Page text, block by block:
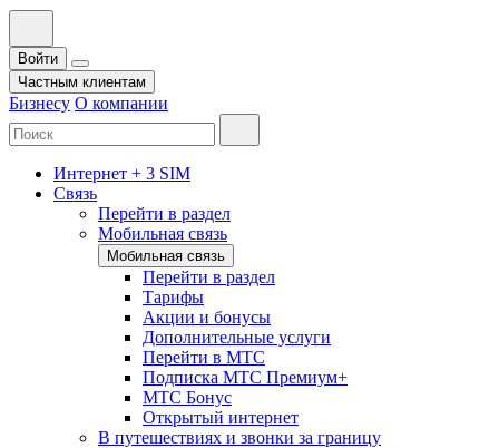
Войти
Частным клиентам
Бизнесу О компании
Интернет + 3 SIM
Связь
Перейти в раздел
Мобильная связь
Мобильная связь
Перейти в раздел
Тарифы
Акции и бонусы
Дополнительные услуги
Перейти в МТС
Подписка МТС Премиум+
МТС Бонус
Открытый интернет
В путешествиях и звонки за границу